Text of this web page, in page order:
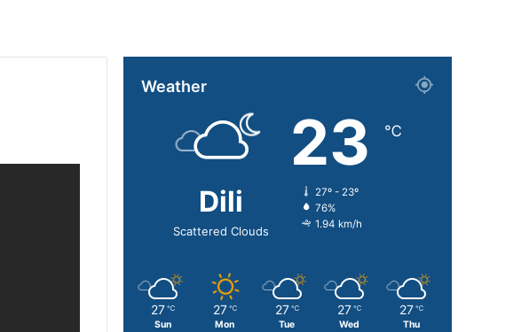
Weather
Dili
Scattered Clouds
23 ℃
27º - 23º
76%
1.94 km/h
27 ℃
Sun
27 ℃
Mon
27 ℃
Tue
27 ℃
Wed
27 ℃
Thu